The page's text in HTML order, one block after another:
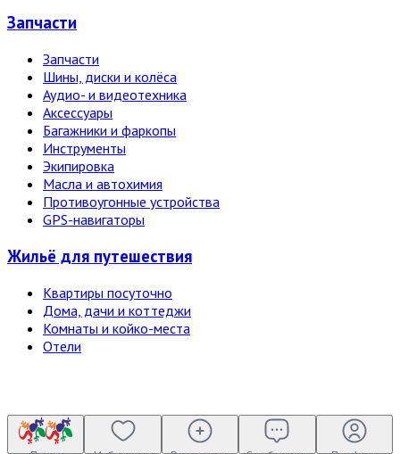
Запчасти
Запчасти
Шины, диски и колёса
Аудио- и видеотехника
Аксессуары
Багажники и фаркопы
Инструменты
Экипировка
Масла и автохимия
Противоугонные устройства
GPS-навигаторы
Жильё для путешествия
Квартиры посуточно
Дома, дачи и коттеджи
Комнаты и койко-места
Отели